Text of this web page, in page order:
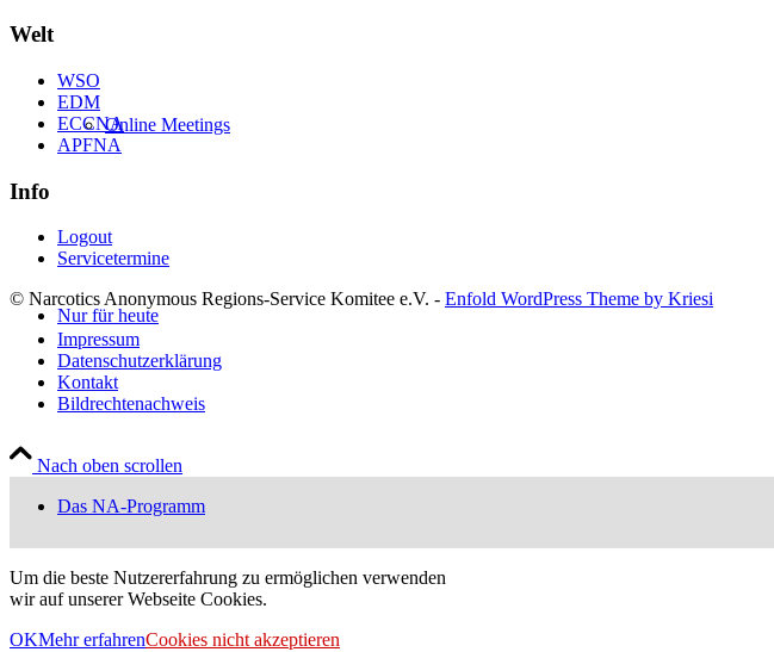
Online Meetings
Nur für heute
Das NA-Programm
Welt
WSO
EDM
ECCNA
APFNA
Info
Logout
Servicetermine
© Narcotics Anonymous Regions-Service Komitee e.V. - Enfold WordPress Theme by Kriesi
Impressum
Datenschutzerklärung
Kontakt
Bildrechtenachweis
Nach oben scrollen
Um die beste Nutzererfahrung zu ermöglichen verwenden
wir auf unserer Webseite Cookies.
OKMehr erfahrenCookies nicht akzeptieren